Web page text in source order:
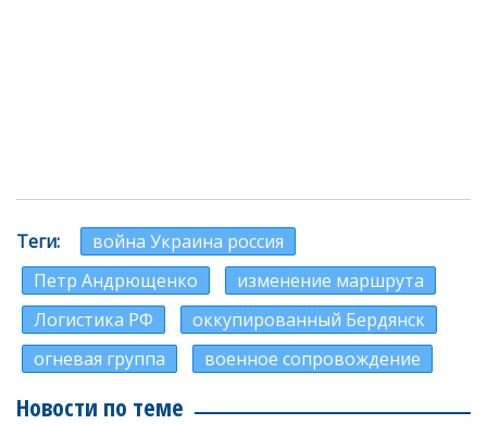
Теги
война Украина россия
Петр Андрющенко
изменение маршрута
Логистика РФ
оккупированный Бердянск
огневая группа
военное сопровождение
Новости по теме